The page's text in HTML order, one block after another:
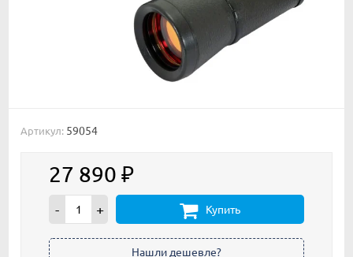
Артикул: 59054
27 890 ₽
- + Купить